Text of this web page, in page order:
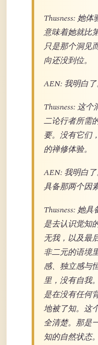
Thusness: 她
意味着她就比
只是那个洞见
向还没到位。
AEN: 我明白了
Thusness: 这
二论行者所需
要。没有它们
的禅修体验。
AEN: 我明白
具备那两个因
Thusness: 她
是去认识觉知
无我，以及最
非二元的语境
感、独立感与
里，没有自我
是在没有任何
地被了知。这
全清楚。那是
知的自然状态